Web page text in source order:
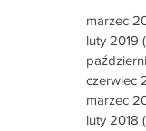
marzec
luty 2019
czerwiec
marzec
luty 2018